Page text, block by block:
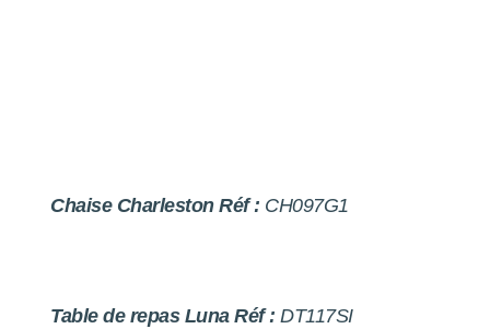
Chaise Charleston Réf : CH097G1
Table de repas Luna Réf : DT117SI